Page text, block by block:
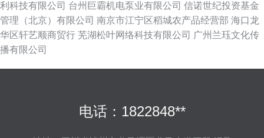
利科技有限公司 台州巨霸机电泵业有限公司 信诺世纪投资基金
管理（北京）有限公司 南京市江宁区稻城农产品经营部 海口龙
华区轩艺顺商贸行 芜湖松叶网络科技有限公司 广州兰珏文化传
播有限公司
电话：1822848**